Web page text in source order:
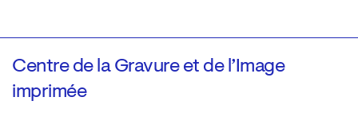
Centre de la Gravure et de l’Image
imprimée